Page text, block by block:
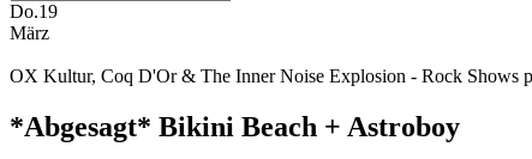
Do.19
März
OX Kultur, Coq D'Or & The Inner Noise Explosion - Rock Shows
*Abgesagt* Bikini Beach + Astroboy